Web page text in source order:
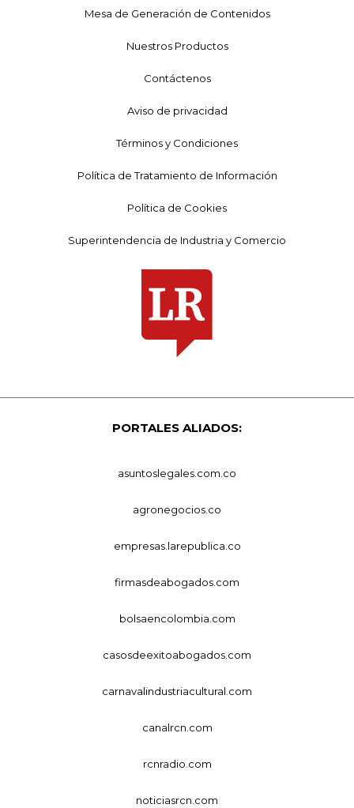
Mesa de Generación de Contenidos
Nuestros Productos
Contáctenos
Aviso de privacidad
Términos y Condiciones
Política de Tratamiento de Información
Política de Cookies
Superintendencia de Industria y Comercio
PORTALES ALIADOS:
asuntoslegales.com.co
agronegocios.co
empresas.larepublica.co
firmasdeabogados.com
bolsaencolombia.com
casosdeexitoabogados.com
carnavalindustriacultural.com
canalrcn.com
rcnradio.com
noticiasrcn.com